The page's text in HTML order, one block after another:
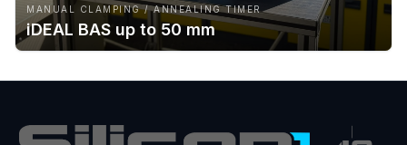
MANUAL CLAMPING / ANNEALING TIMER
iDEAL BAS up to 50 mm